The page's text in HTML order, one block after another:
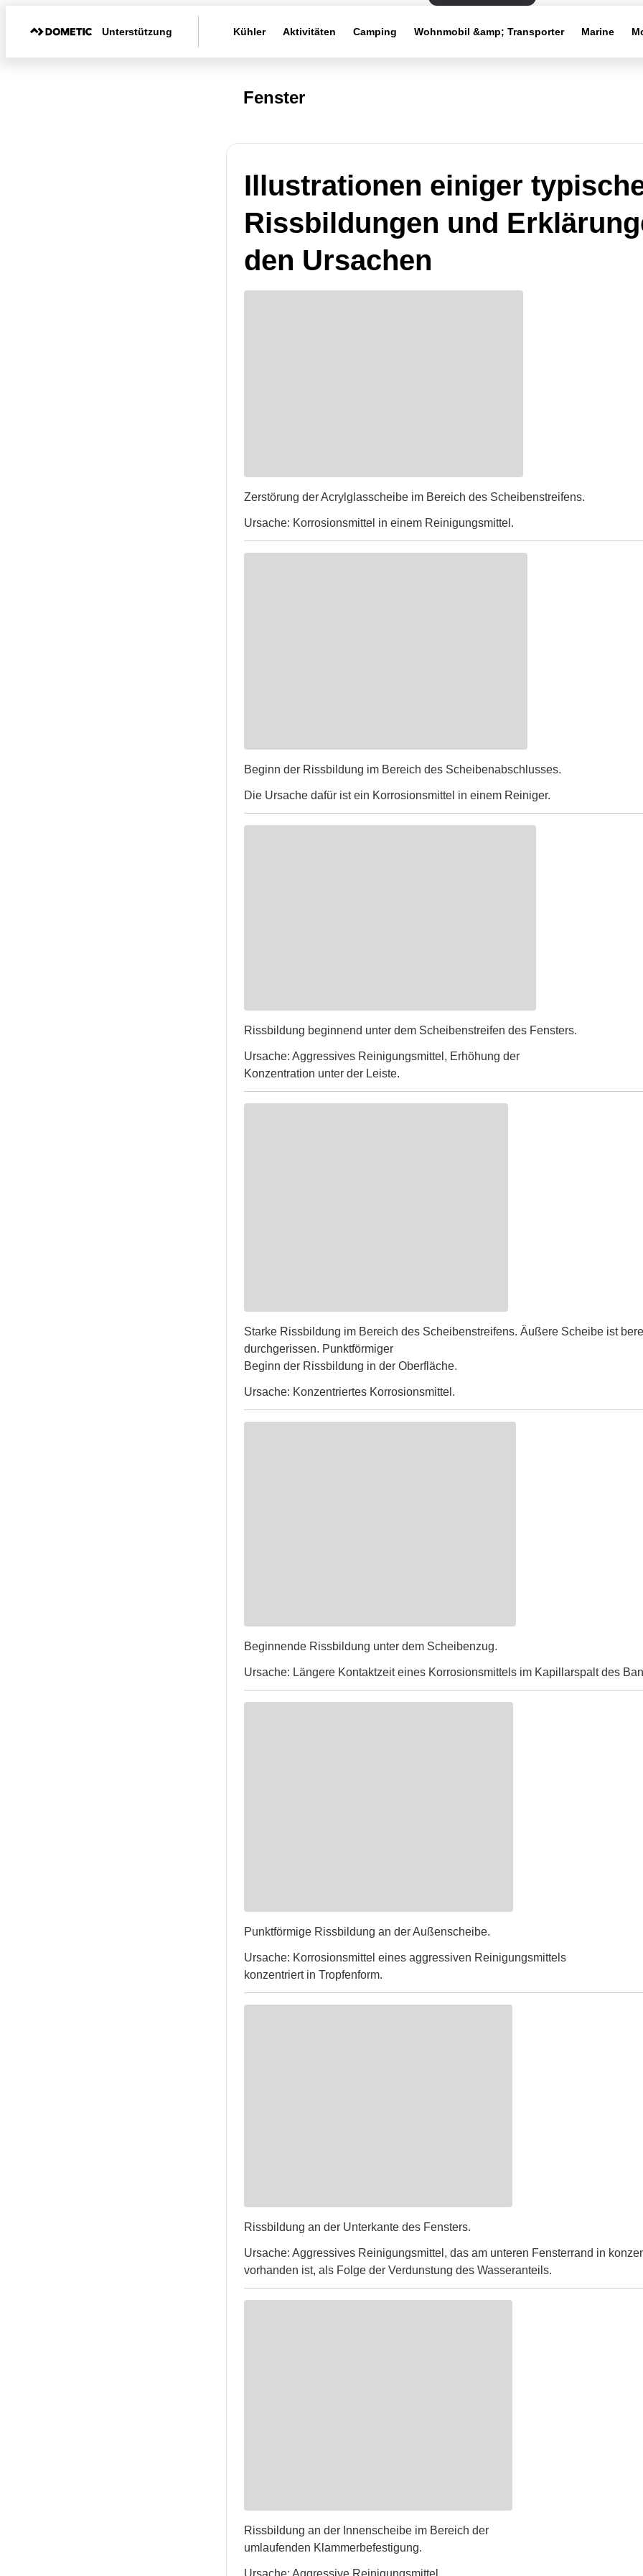
Unterstützung Kühler Aktivitäten Camping Wohnmobil &amp; Transporter Marine
Fenster
Illustrationen einiger
Rissbildungen und
den Ursachen
Zerstörung der Acrylglasscheibe im Bereich des Scheibenstreifens.
Ursache: Korrosionsmittel in einem Reinigungsmittel.
Beginn der Rissbildung im Bereich des Scheibenabschlusses.
Die Ursache dafür ist ein Korrosionsmittel in einem Reiniger.
Rissbildung beginnend unter dem Scheibenstreifen des Fensters.
Ursache: Aggressives Reinigungsmittel, Erhöhung der
Konzentration unter der Leiste.
Starke Rissbildung im Bereich des Scheibenstreifens. Äußere Scheibe ist
durchgerissen. Punktförmiger
Beginn der Rissbildung in der Oberfläche.
Ursache: Konzentriertes Korrosionsmittel.
Beginnende Rissbildung unter dem Scheibenzug.
Ursache: Längere Kontaktzeit eines Korrosionsmittels im Kapillarspalt des
Punktförmige Rissbildung an der Außenscheibe.
Ursache: Korrosionsmittel eines aggressiven Reinigungsmittels
konzentriert in Tropfenform.
Rissbildung an der Unterkante des Fensters.
Ursache: Aggressives Reinigungsmittel, das am unteren Fensterrand in
vorhanden ist, als Folge der Verdunstung des Wasseranteils.
Rissbildung an der Innenscheibe im Bereich der
umlaufenden Klammerbefestigung.
Ursache: Aggressive Reinigungsmittel.